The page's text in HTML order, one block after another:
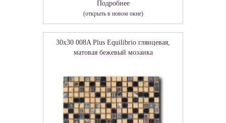
Подробнее
(открыть в новом окне)
30x30 008A Plus Equilibrio глянцевая,
матовая бежевый мозаика